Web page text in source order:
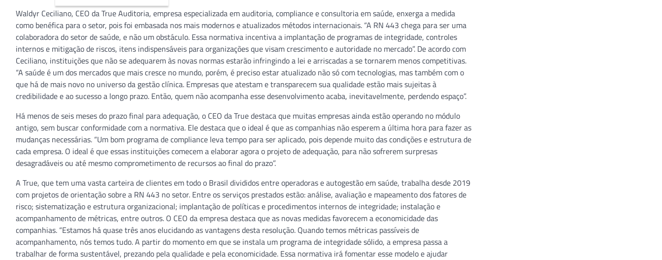
Waldyr Ceciliano, CEO da True Auditoria, empresa especializada em auditoria, compliance e consultoria em saúde, enxerga a medida
como benéfica para o setor, pois foi embasada nos mais modernos e atualizados métodos internacionais. “A RN 443 chega para ser uma
colaboradora do setor de saúde, e não um obstáculo. Essa normativa incentiva a implantação de programas de integridade, controles
internos e mitigação de riscos, itens indispensáveis para organizações que visam crescimento e autoridade no mercado”. De acordo com
Ceciliano, instituições que não se adequarem às novas normas estarão infringindo a lei e arriscadas a se tornarem menos competitivas.
“A saúde é um dos mercados que mais cresce no mundo, porém, é preciso estar atualizado não só com tecnologias, mas também com o
que há de mais novo no universo da gestão clínica. Empresas que atestam e transparecem sua qualidade estão mais sujeitas à
credibilidade e ao sucesso a longo prazo. Então, quem não acompanha esse desenvolvimento acaba, inevitavelmente, perdendo espaço”.
Há menos de seis meses do prazo final para adequação, o CEO da True destaca que muitas empresas ainda estão operando no módulo
antigo, sem buscar conformidade com a normativa. Ele destaca que o ideal é que as companhias não esperem a última hora para fazer as
mudanças necessárias. “Um bom programa de compliance leva tempo para ser aplicado, pois depende muito das condições e estrutura de
cada empresa. O ideal é que essas instituições comecem a elaborar agora o projeto de adequação, para não sofrerem surpresas
desagradáveis ou até mesmo comprometimento de recursos ao final do prazo”.
A True, que tem uma vasta carteira de clientes em todo o Brasil divididos entre operadoras e autogestão em saúde, trabalha desde 2019
com projetos de orientação sobre a RN 443 no setor. Entre os serviços prestados estão: análise, avaliação e mapeamento dos fatores de
risco; sistematização e estrutura organizacional; implantação de políticas e procedimentos internos de integridade; instalação e
acompanhamento de métricas, entre outros. O CEO da empresa destaca que as novas medidas favorecem a economicidade das
companhias. “Estamos há quase três anos elucidando as vantagens desta resolução. Quando temos métricas passíveis de
acompanhamento, nós temos tudo. A partir do momento em que se instala um programa de integridade sólido, a empresa passa a
trabalhar de forma sustentável, prezando pela qualidade e pela economicidade. Essa normativa irá fomentar esse modelo e ajudar